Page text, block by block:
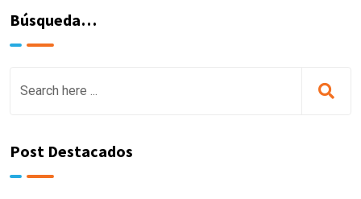
Búsqueda…
Post Destacados